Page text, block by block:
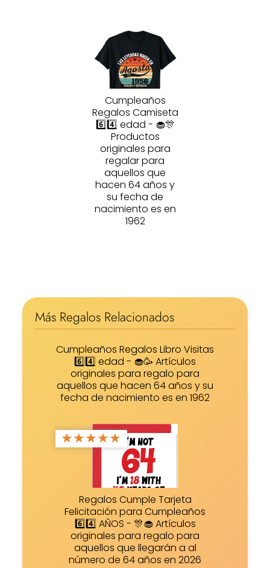
Cumpleaños
Regalos Camiseta
6️⃣4️⃣ edad - 🧁🎊
Productos
originales para
regalar para
aquellos que
hacen 64 años y
su fecha de
nacimiento es en
1962
Más Regalos Relacionados
Cumpleaños Regalos Libro Visitas
6️⃣4️⃣ edad - 🧁🥳 Artículos
originales para regalo para
aquellos que hacen 64 años y su
fecha de nacimiento es en 1962
★★★★★
Regalos Cumple Tarjeta
Felicitación para Cumpleaños
6️⃣4️⃣ AÑOS - 🎊🧁 Artículos
originales para regalo para
aquellos que llegarán a al
número de 64 años en 2026